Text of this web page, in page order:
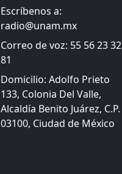
Escríbenos a:
radio@unam.mx
Correo de voz: 55 56 23 32
81
Domicilio: Adolfo Prieto
133, Colonia Del Valle,
Alcaldía Benito Juárez, C.P.
03100, Ciudad de México